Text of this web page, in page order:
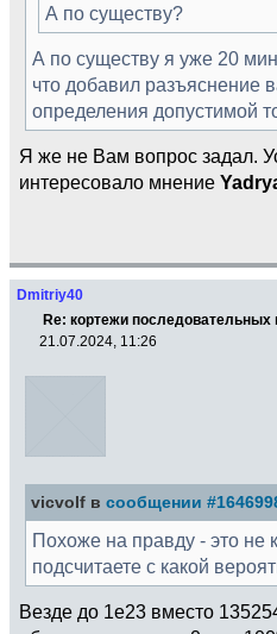
А по существу?
А по существу я уже 20
что добавил разъяснение
определения допустимой
Я же не Вам вопрос задал.
интересовало мнение
Dmitriy40
Re: кортежи последовательных
21.07.2024, 11:26
vicvolf в сообщении
Похоже на правду - это не
подсчитаете с какой
Везде до 1e23 вместо